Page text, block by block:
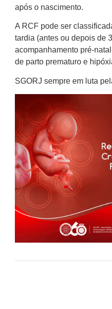
após o nascimento.
A RCF pode ser
tardia (antes ou depois de
acompanhamento pré-
de parto prematuro e
SGORJ sempre em luta